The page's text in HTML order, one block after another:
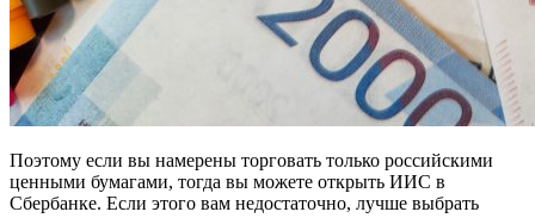
Поэтому если вы намерены торговать только российскими
ценными бумагами, тогда вы можете открыть ИИС в
Сбербанке. Если этого вам недостаточно, лучше выбрать